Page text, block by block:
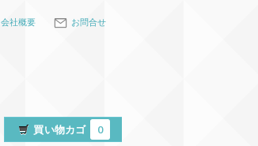
会社概要 お問合せ
買い物カゴ 0